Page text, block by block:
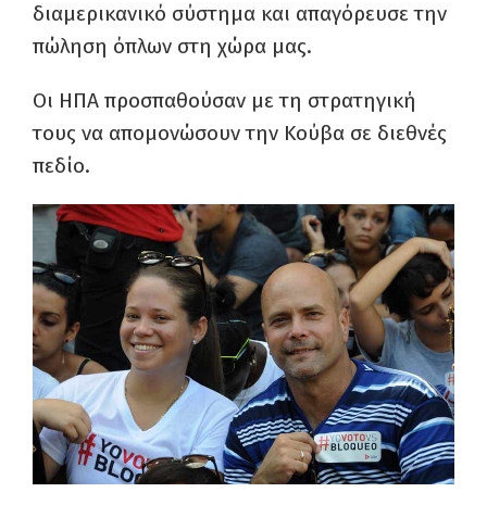
διαμερικανικό σύστημα και απαγόρευσε την
πώληση όπλων στη χώρα μας.
Οι ΗΠΑ προσπαθούσαν με τη στρατηγική
τους να απομονώσουν την Κούβα σε διεθνές
πεδίο.